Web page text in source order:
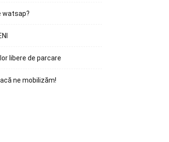
watsap?
libere de parcare
ne mobilizăm!